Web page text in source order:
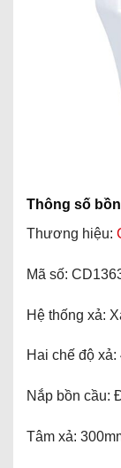
Thông số
Thương hiệu:
Mã số:
Hệ thống xả:
Hai chế độ xả:
Nắp bồn cầu:
Tâm xả: